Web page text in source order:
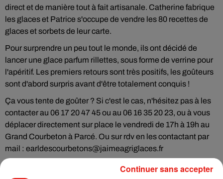
direct et de manière tout à fait artisanale. Catherine fabrique
les glaces et Patrice s'occupe de vendre les 80 recettes de
glaces et sorbets de leur carte.
Pour surprendre un peu tout le monde, ils ont décidé de
lancer une glace parfum rillettes, sous forme de verrine pour
l'apéritif. Les premiers retours sont très positifs, les goûteurs
sont d'abord surpris avant d'être totalement conquis !
Ça vous tente de goûter ? Si c'est le cas, n'hésitez pas à les
contacter au 06 17 20 47 45 ou au 06 16 35 20 23, ou à vous
déplacer directement sur place le vendredi de 17h à 19h au
Grand Courbeton à Parcé. Ou sur rdv en les contactant par
mail : earldescourbetons@jaimeagriglaces.fr
Continuer sans accepter